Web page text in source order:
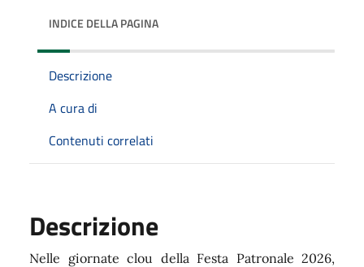
INDICE DELLA PAGINA
Descrizione
A cura di
Contenuti correlati
Descrizione
Nelle giornate clou della Festa Patronale 2026,